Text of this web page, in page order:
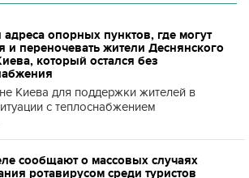
опорных пунктов, где могут
и переночевать жители Деснянского
который остался без
Киева для поддержки жителей в
с теплоснабжением
сообщают о массовых случаях
ротавирусом среди туристов